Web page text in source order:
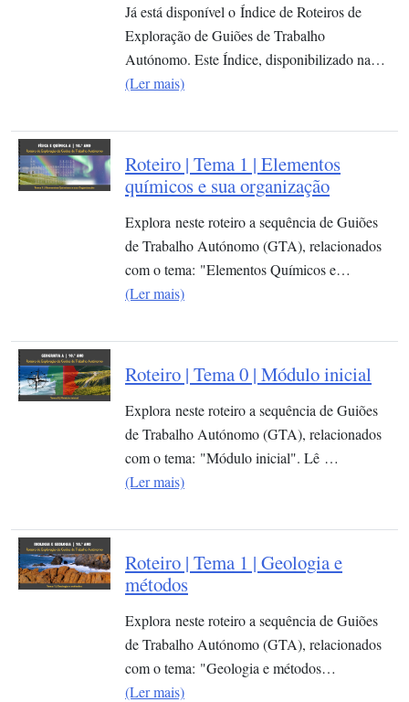
Já está disponível o Índice de Roteiros de
Exploração de Guiões de Trabalho
Autónomo. Este Índice, disponibilizado na…
(Ler mais)
Roteiro | Tema 1 | Elementos
químicos e sua organização​
Explora neste roteiro a sequência de Guiões
de Trabalho Autónomo (GTA), relacionados
com o tema: "Elementos Químicos e…
(Ler mais)
Roteiro | Tema 0 | Módulo inicial
Explora neste roteiro a sequência de Guiões
de Trabalho Autónomo (GTA), relacionados
com o tema: "Módulo inicial". Lê …
(Ler mais)
Roteiro | Tema 1 | Geologia e
métodos
Explora neste roteiro a sequência de Guiões
de Trabalho Autónomo (GTA), relacionados
com o tema: "Geologia e métodos…
(Ler mais)